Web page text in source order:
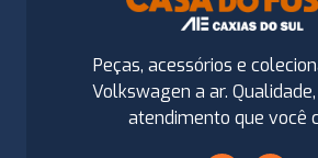
Peças, acessórios e
Volkswagen a ar.
atendimento que você